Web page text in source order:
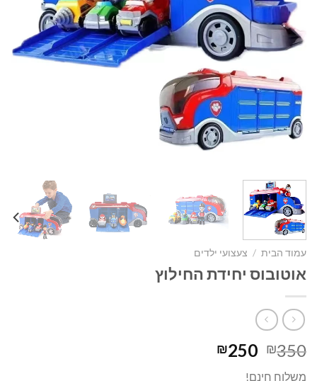
עמוד הבית / צעצועי ילדים
אוטובוס יחידת החילוץ
₪350
המחיר
₪250
משלוח חינם!